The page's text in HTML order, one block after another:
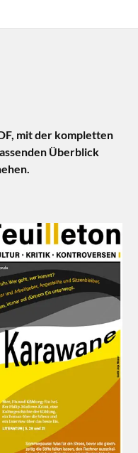
mit der kompletten
Überblick